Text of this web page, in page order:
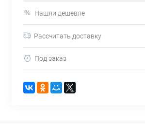
Нашли дешевле
Рассчитать доставку
Под заказ